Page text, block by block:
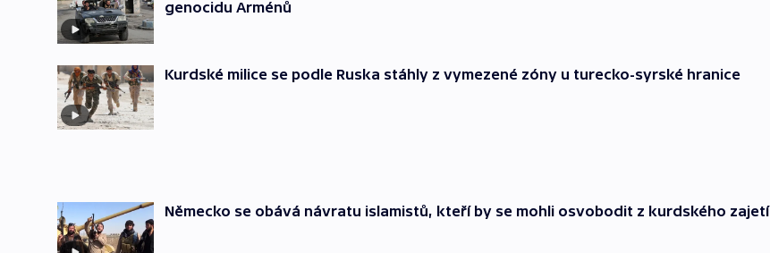
genocidu Arménů
Kurdské milice se podle Ruska stáhly z vymezené zóny u turecko-syrské hranice
Německo se obává návratu islamistů, kteří by se mohli osvobodit z kurdského zajetí